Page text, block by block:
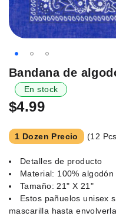
Saltar
principio
de
galería
de
Bandana de
En stock
$4.99
1 Dozen Precio (12
Detalles de producto
Material: 100% algodón
Tamaño: 21" X 21"
Estos pañuelos unisex
mascarilla hasta